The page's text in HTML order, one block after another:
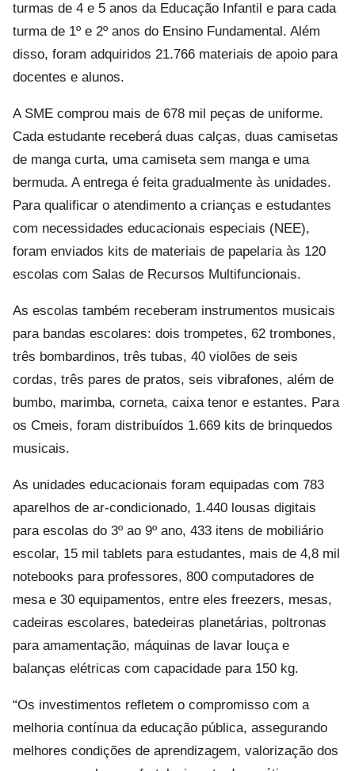
turmas de 4 e 5 anos da Educação Infantil e para cada
turma de 1º e 2º anos do Ensino Fundamental. Além
disso, foram adquiridos 21.766 materiais de apoio para
docentes e alunos.
A SME comprou mais de 678 mil peças de uniforme.
Cada estudante receberá duas calças, duas camisetas
de manga curta, uma camiseta sem manga e uma
bermuda. A entrega é feita gradualmente às unidades.
Para qualificar o atendimento a crianças e estudantes
com necessidades educacionais especiais (NEE),
foram enviados kits de materiais de papelaria às 120
escolas com Salas de Recursos Multifuncionais.
As escolas também receberam instrumentos musicais
para bandas escolares: dois trompetes, 62 trombones,
três bombardinos, três tubas, 40 violões de seis
cordas, três pares de pratos, seis vibrafones, além de
bumbo, marimba, corneta, caixa tenor e estantes. Para
os Cmeis, foram distribuídos 1.669 kits de brinquedos
musicais.
As unidades educacionais foram equipadas com 783
aparelhos de ar-condicionado, 1.440 lousas digitais
para escolas do 3º ao 9º ano, 433 itens de mobiliário
escolar, 15 mil tablets para estudantes, mais de 4,8 mil
notebooks para professores, 800 computadores de
mesa e 30 equipamentos, entre eles freezers, mesas,
cadeiras escolares, batedeiras planetárias, poltronas
para amamentação, máquinas de lavar louça e
balanças elétricas com capacidade para 150 kg.
“Os investimentos refletem o compromisso com a
melhoria contínua da educação pública, assegurando
melhores condições de aprendizagem, valorização dos